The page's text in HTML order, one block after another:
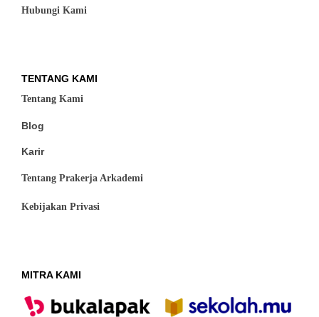
Hubungi Kami
TENTANG KAMI
Tentang Kami
Blog
Karir
Tentang Prakerja Arkademi
Kebijakan Privasi
MITRA KAMI